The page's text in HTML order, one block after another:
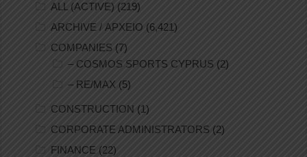
ALL (ACTIVE) (219)
ARCHIVE / ΑΡΧΕΙΟ (6,421)
COMPANIES (7)
– COSMOS SPORTS CYPRUS (2)
– RE/MAX (5)
CONSTRUCTION (1)
CORPORATE ADMINISTRATORS (2)
FINANCE (22)